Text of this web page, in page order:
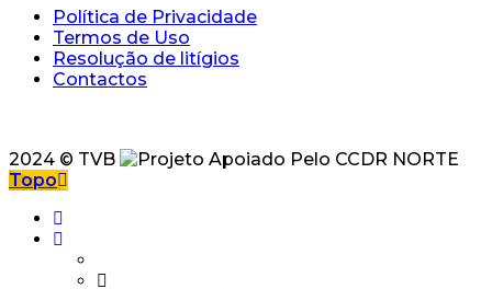
Política de Privacidade
Termos de Uso
Resolução de litígios
Contactos
2024 © TVB
Topo